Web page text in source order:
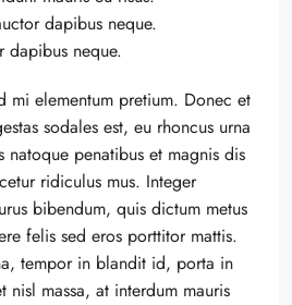
dapibus neque.
dapibus neque.
mi elementum pretium. Donec et
sodales est, eu rhoncus urna
natoque penatibus et magnis dis
ridiculus mus. Integer
bibendum, quis dictum metus
felis sed eros porttitor mattis.
tempor in blandit id, porta in
massa, at interdum mauris